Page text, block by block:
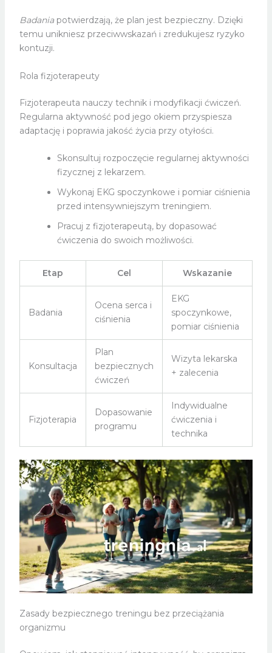
Badaniapotwierdzają, że plan jest bezpieczny. Dzięki
temu unikniesz przeciwwskazań i zredukujesz ryzyko
kontuzji.
Rola fizjoterapeuty
Fizjoterapeuta nauczy technik i modyfikacji ćwiczeń.
Regularna aktywność pod jego okiem przyspiesza
adaptację i poprawia jakość życia przy otyłości.
Skonsultuj rozpoczęcie regularnej aktywności
fizycznej z lekarzem.
Wykonaj EKG spoczynkowe i pomiar ciśnienia
przed intensywniejszym treningiem.
Pracuj z fizjoterapeutą, by dopasować
ćwiczenia do swoich możliwości.
Etap Cel Wskazanie
Badania
Ocena serca i
ciśnienia
EKG
spoczynkowe,
pomiar ciśnienia
Konsultacja
Plan
bezpiecznych
ćwiczeń
Wizyta lekarska
+ zalecenia
Fizjoterapia
Dopasowanie
programu
Indywidualne
ćwiczenia i
technika
Zasady bezpiecznego treningu bez przeciążania
organizmu